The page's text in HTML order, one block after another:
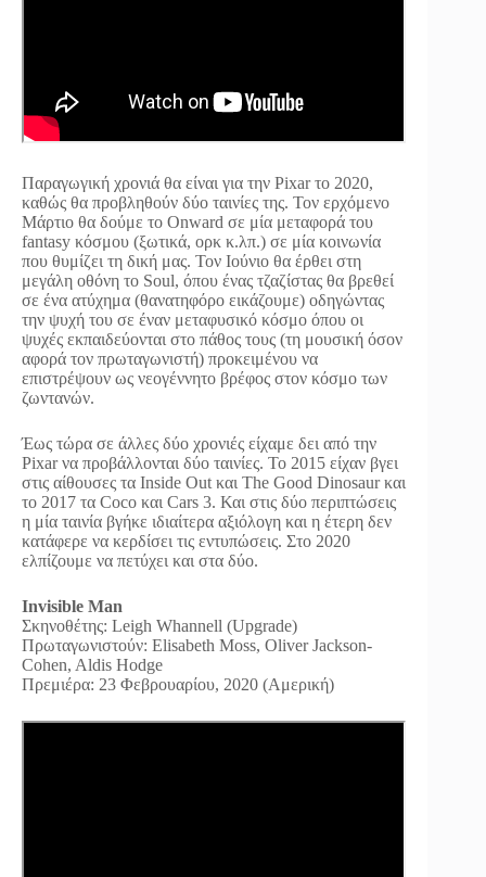
Παραγωγική χρονιά θα είναι για την Pixar το 2020,
καθώς θα προβληθούν δύο ταινίες της. Τον ερχόμενο
Μάρτιο θα δούμε το Onward σε μία μεταφορά του
fantasy κόσμου (ξωτικά, ορκ κ.λπ.) σε μία κοινωνία
που θυμίζει τη δική μας. Τον Ιούνιο θα έρθει στη
μεγάλη οθόνη το Soul, όπου ένας τζαζίστας θα βρεθεί
σε ένα ατύχημα (θανατηφόρο εικάζουμε) οδηγώντας
την ψυχή του σε έναν μεταφυσικό κόσμο όπου οι
ψυχές εκπαιδεύονται στο πάθος τους (τη μουσική όσον
αφορά τον πρωταγωνιστή) προκειμένου να
επιστρέψουν ως νεογέννητο βρέφος στον κόσμο των
ζωντανών.
Έως τώρα σε άλλες δύο χρονιές είχαμε δει από την
Pixar να προβάλλονται δύο ταινίες. Το 2015 είχαν βγει
στις αίθουσες τα Inside Out και The Good Dinosaur και
το 2017 τα Coco και Cars 3. Και στις δύο περιπτώσεις
η μία ταινία βγήκε ιδιαίτερα αξιόλογη και η έτερη δεν
κατάφερε να κερδίσει τις εντυπώσεις. Στο 2020
ελπίζουμε να πετύχει και στα δύο.
Invisible Man
Σκηνοθέτης: Leigh Whannell (Upgrade)
Πρωταγωνιστούν: Elisabeth Moss, Oliver Jackson-
Cohen, Aldis Hodge
Πρεμιέρα: 23 Φεβρουαρίου, 2020 (Αμερική)